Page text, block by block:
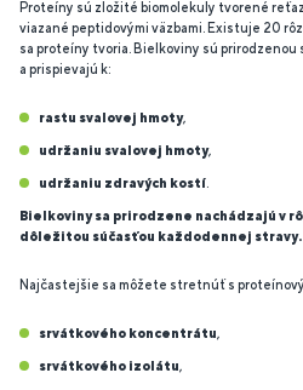
Proteíny sú zložité biomolekuly tvorené
viazané peptidovými väzbami. Existuje 20
sa proteíny tvoria. Bielkoviny sú
a prispievajú k:
rastu svalovej hmoty,
udržaniu svalovej hmoty,
udržaniu zdravých kostí
Bielkoviny sa prirodzene nachádzajú v
dôležitou súčasťou každodennej stravy.
Najčastejšie sa môžete stretnúť s
srvátkového koncentrátu,
srvátkového izolátu,